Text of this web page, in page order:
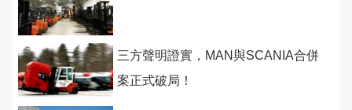
三方聲明證實，MAN與SCANIA合併
案正式破局！